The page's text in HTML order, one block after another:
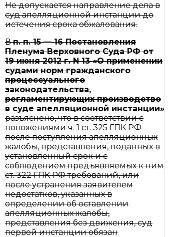
Не допускается направление дела в
суд апелляционной инстанции до
истечения срока обжалования.
Вп. п. 15—16Постановления
Пленума Верховного Суда РФ от
19 июня 2012 г. N 13 «О применении
судами норм гражданского
процессуального
законодательства,
регламентирующих производство
в суде апелляционной инстанции»
разъяснено, что в соответствии с
положениями ч. 1 ст. 325 ГПК РФ
после поступления апелляционных
жалобы, представления, поданных в
установленный срок и с
соблюдением предъявляемых к ним
ст. 322 ГПК РФ требований, или
после устранения заявителем
недостатков, указанных в
определении об оставлении
апелляционных жалобы,
представления без движения, суд
первой инстанции обязан